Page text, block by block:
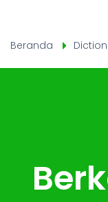
Beranda